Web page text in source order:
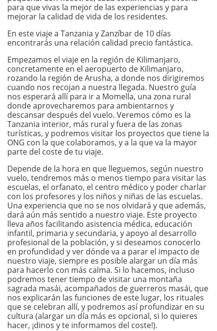
para que vivas la mejor de las experiencias y para
mejorar la calidad de vida de los residentes.
En este viaje a Tanzania y Zanzíbar de 10 días
encontrarás una relación calidad precio fantástica.
Empezamos el viaje en la región de Kilimanjaro,
concretamente en el aeropuerto de Kilimanjaro,
rozando la región de Arusha, a donde nos dirigiremos
cuando nos recojan a nuestra llegada. Nuestro guía
nos esperará allí para ir a Momella, una zona rural
donde aprovecharemos para ambientarnos y
descansar después del vuelo. Veremos cómo es la
Tanzania interior, más rural y fuera de las zonas
turísticas, y podremos visitar los proyectos que tiene la
ONG con la que colaboramos, y a la que va la mayor
parte del coste de tu viaje.
Depende de la hora en que lleguemos, según nuestro
vuelo, tendremos más o menos tiempo para visitar las
escuelas, el orfanato, el centro médico y poder charlar
con los profesores y los niños y niñas de las escuelas.
Una experiencia que no se nos olvidará y que además,
dará aún más sentido a nuestro viaje. Este proyecto
lleva años facilitando asistencia médica, educación
infantil, primaria y secundaria, y apoyo al desarrollo
profesional de la población, y si deseamos conocerlo
en profundidad y ver dónde va a parar el impacto de
nuestro viaje, siempre es posible alargar un día más
para hacerlo con más calma. Si lo hacemos, incluso
podremos tener tiempo de visitar una montaña
sagrada masái, acompañados de guerreros masái, que
nos explicarán las funciones de este lugar, los rituales
que se celebran allí, y podremos así profundizar en su
cultura (alargar un día más es opcional, si lo quieres
hacer, ¡dinos y te informamos del coste!).